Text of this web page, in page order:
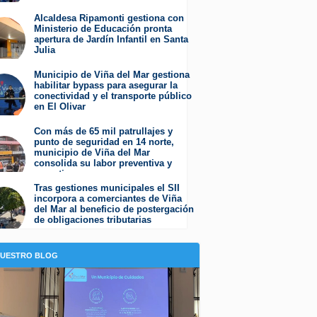
Alcaldesa Ripamonti gestiona con
Ministerio de Educación pronta
apertura de Jardín Infantil en Santa
Julia
Municipio de Viña del Mar gestiona
habilitar bypass para asegurar la
conectividad y el transporte público
en El Olivar
Con más de 65 mil patrullajes y
punto de seguridad en 14 norte,
municipio de Viña del Mar
consolida su labor preventiva y
operativa
Jueves 30 de Julio de 2026
Tras gestiones municipales el SII
incorpora a comerciantes de Viña
del Mar al beneficio de postergación
de obligaciones tributarias
BLOG